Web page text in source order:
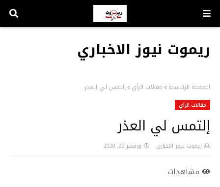
ريموت نيوز الاخباري
الصفحة الرئيسية مقالات الرأي إلتمس لي العذر
مقالات الرأي
إلتمس لي العذر
ريموت نيوز الاخباري نوفمبر 22, 2020
مشاهدات